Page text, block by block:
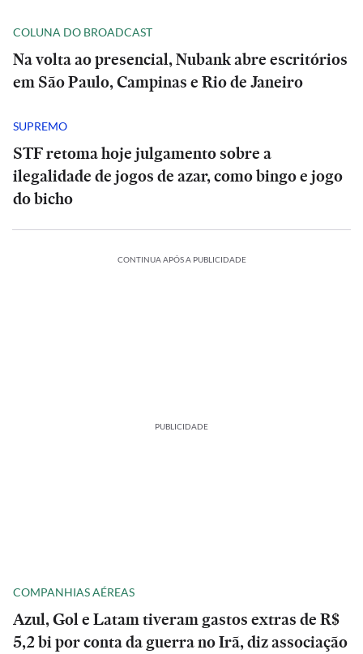
COLUNA DO BROADCAST
Na volta ao presencial, Nubank abre escritórios
em São Paulo, Campinas e Rio de Janeiro
SUPREMO
STF retoma hoje julgamento sobre a
ilegalidade de jogos de azar, como bingo e jogo
do bicho
CONTINUA APÓS A PUBLICIDADE
PUBLICIDADE
COMPANHIAS AÉREAS
Azul, Gol e Latam tiveram gastos extras de R$
5,2 bi por conta da guerra no Irã, diz associação